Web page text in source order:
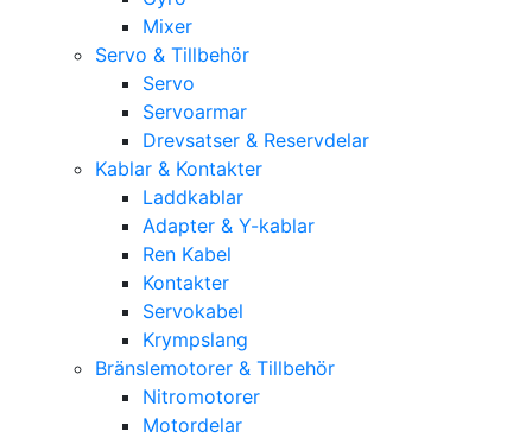
Mixer
Servo & Tillbehör
Servo
Servoarmar
Drevsatser & Reservdelar
Kablar & Kontakter
Laddkablar
Adapter & Y-kablar
Ren Kabel
Kontakter
Servokabel
Krympslang
Bränslemotorer & Tillbehör
Nitromotorer
Motordelar